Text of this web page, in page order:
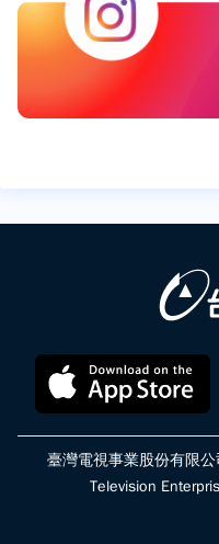
臺灣電視事業股份有限
Television